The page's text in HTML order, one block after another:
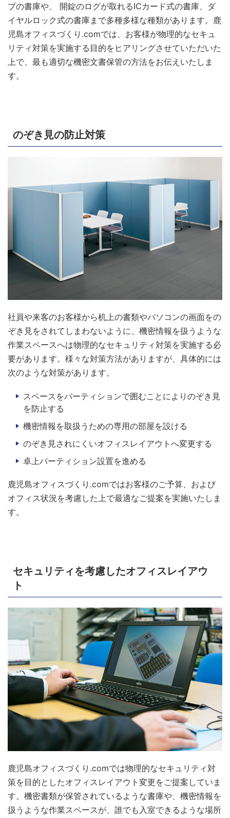
プの書庫や、 開錠のログが取れるICカード式の書庫、ダ
イヤルロック式の書庫まで多種多様な種類があります。鹿
児島オフィスづくり.comでは、お客様が物理的なセキュ
リティ対策を実施する目的をヒアリングさせていただいた
上で、最も適切な機密文書保管の方法をお伝えいたしま
す。
のぞき見の防止対策
社員や来客のお客様から机上の書類やパソコンの画面をの
ぞき見をされてしまわないように、機密情報を扱うような
作業スペースへは物理的なセキュリティ対策を実施する必
要があります。様々な対策方法がありますが、具体的には
次のような対策があります。
スペースをパーティションで囲むことによりのぞき見
を防止する
機密情報を取扱うための専用の部屋を設ける
のぞき見されにくいオフィスレイアウトへ変更する
卓上パーティション設置を進める
鹿児島オフィスづくり.comではお客様のご予算、および
オフィス状況を考慮した上で最適なご提案を実施いたしま
す。
セキュリティを考慮したオフィスレイアウ
ト
鹿児島オフィスづくり.comでは物理的なセキュリティ対
策を目的としたオフィスレイアウト変更をご提案していま
す。機密書類が保管されているような書庫や、機密情報を
扱うような作業スペースが、誰でも入室できるような場所